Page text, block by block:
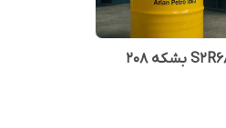
روغن پمپ وکیوم S2R68 بشکه 208